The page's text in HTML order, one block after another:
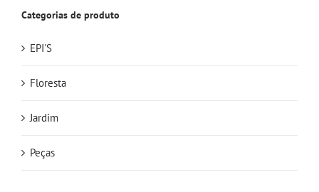
Categorias de produto
EPI'S
Floresta
Jardim
Peças